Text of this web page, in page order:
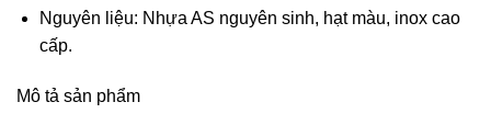
Nguyên liệu: Nhựa AS nguyên sinh, hạt màu, inox cao
cấp.
Mô tả sản phẩm